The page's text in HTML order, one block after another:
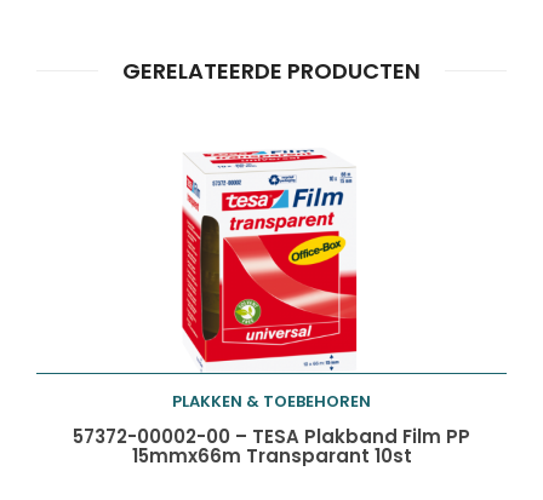
GERELATEERDE PRODUCTEN
Toevoegen aan
PLAKKEN & TOEBEHOREN
57372-00002-00 – TESA Plakband Film PP
15mmx66m Transparant 10st